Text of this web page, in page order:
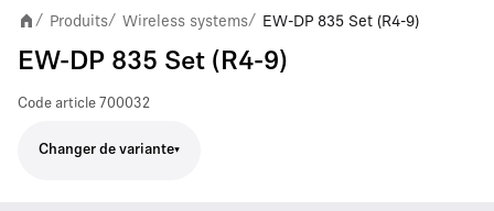
/ Produits/ Wireless systems/ EW-DP 835 Set (R4-9)
EW-DP 835 Set (R4-9)
Code article 700032
Changer de variante